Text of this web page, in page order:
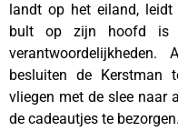
landt op het eiland, leidt
bult op zijn hoofd is
besluiten de Kerstman
vliegen met de slee naar
de cadeautjes te bezorgen.